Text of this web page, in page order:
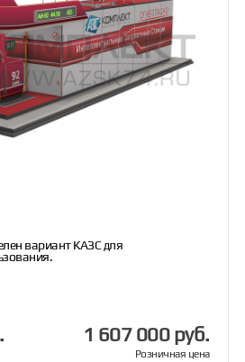
вариант КАЗС для
1 607 000 руб.
Розничная цена